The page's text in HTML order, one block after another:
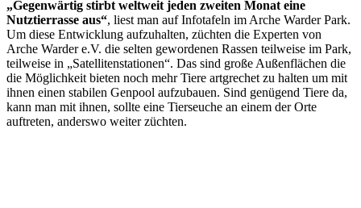
„Gegenwärtig stirbt weltweit jeden zweiten Monat eine
Nutztierrasse aus“, liest man auf Infotafeln im Arche Warder Park.
Um diese Entwicklung aufzuhalten, züchten die Experten von
Arche Warder e.V. die selten gewordenen Rassen teilweise im Park,
teilweise in „Satellitenstationen“. Das sind große Außenflächen die
die Möglichkeit bieten noch mehr Tiere artgrechet zu halten um mit
ihnen einen stabilen Genpool aufzubauen. Sind genügend Tiere da,
kann man mit ihnen, sollte eine Tierseuche an einem der Orte
auftreten, anderswo weiter züchten.